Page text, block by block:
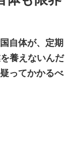
自体が、定期
養えないんだ
ってかかるべ